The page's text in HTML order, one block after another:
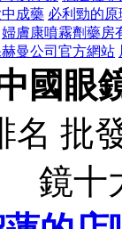
成藥 必利勁的
婦膚康噴霧劑藥房
曼公司官方網站
國眼
名 批
鏡十